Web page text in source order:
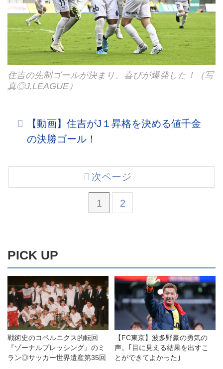
住吉の先制ゴールが決まり、喜びが爆発した！（写
真◎J.LEAGUE）
【動画】住吉がJ１昇格を決める値千金
の決勝ゴール！
1 2
次ページ
PICK UP
戦術史のコペルニクス的転回
『ゾーナルプレッシング』のミ
ラン◎サッカー世界遺産第35回
【FC東京】波多野豪の勇気の
声。｢目に見える結果を出すこ
とができてよかった｣